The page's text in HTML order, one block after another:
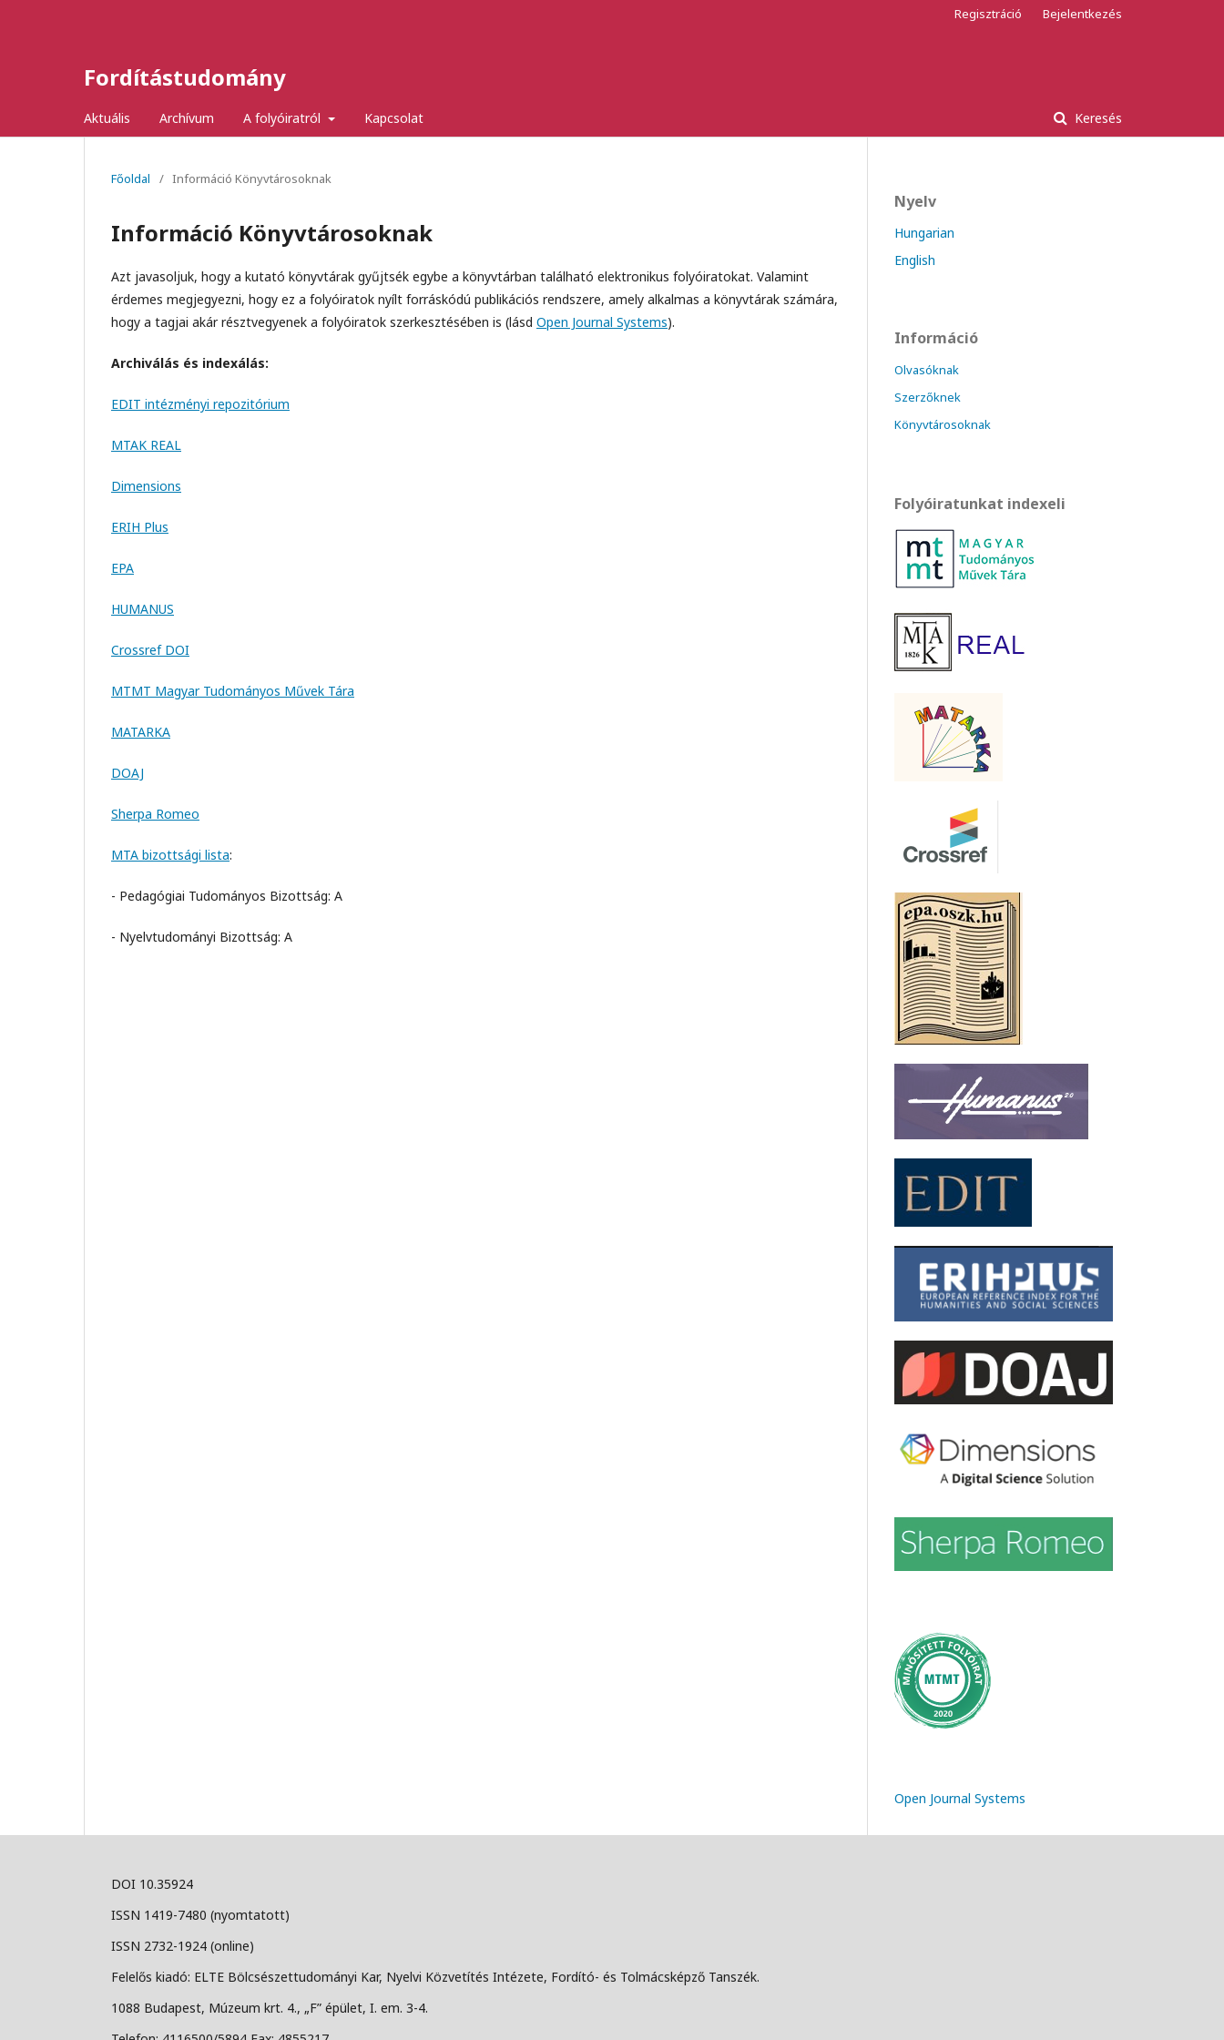
Fordítástudomány
Aktuális Archívum A folyóiratról Kapcsolat Keresés
Regisztráció Bejelentkezés
Főoldal / Információ Könyvtárosoknak
Információ Könyvtárosoknak
Azt javasoljuk, hogy a kutató könyvtárak gyűjtsék egybe a könyvtárban található elektronikus folyóiratokat. Valamint
érdemes megjegyezni, hogy ez a folyóiratok nyílt forráskódú publikációs rendszere, amely alkalmas a könyvtárak számára,
hogy a tagjai akár résztvegyenek a folyóiratok szerkesztésében is (lásd Open Journal Systems).
Archiválás és indexálás:
EDIT intézményi repozitórium
MTAK REAL
Dimensions
ERIH Plus
EPA
HUMANUS
Crossref DOI
MTMT Magyar Tudományos Művek Tára
MATARKA
DOAJ
Sherpa Romeo
MTA bizottsági lista:
- Pedagógiai Tudományos Bizottság: A
- Nyelvtudományi Bizottság: A
Nyelv
Hungarian
English
Információ
Olvasóknak
Szerzőknek
Könyvtárosoknak
Folyóiratunkat indexeli
Open Journal Systems
DOI 10.35924
ISSN 1419-7480 (nyomtatott)
ISSN 2732-1924 (online)
Felelős kiadó: ELTE Bölcsészettudományi Kar, Nyelvi Közvetítés Intézete, Fordító- és Tolmácsképző Tanszék.
1088 Budapest, Múzeum krt. 4., „F” épület, I. em. 3-4.